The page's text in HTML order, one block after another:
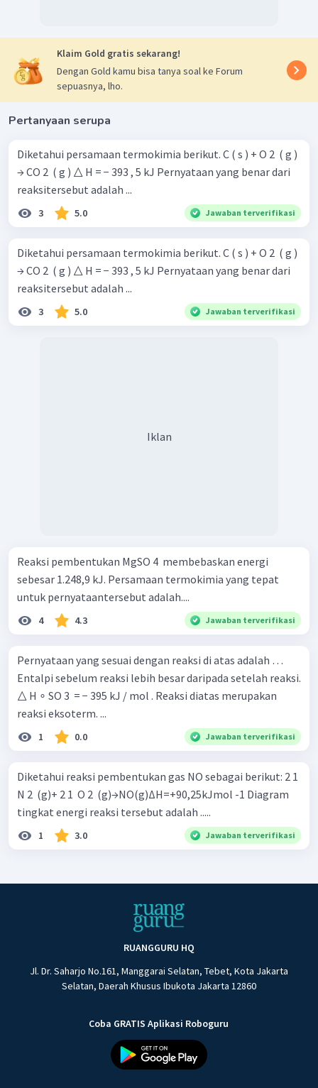
Klaim Gold gratis sekarang!
Dengan Gold kamu bisa tanya soal ke Forum
sepuasnya, lho.
Pertanyaan serupa
Diketahui persamaan termokimia berikut. C ( s ) + O 2 ​ ( g )
→ CO 2 ​ ( g ) △ H = − 393 , 5 kJ Pernyataan yang benar dari
reaksitersebut adalah ...
3 5.0 Jawaban terverifikasi
Diketahui persamaan termokimia berikut. C ( s ) + O 2 ​ ( g )
→ CO 2 ​ ( g ) △ H = − 393 , 5 kJ Pernyataan yang benar dari
reaksitersebut adalah ...
3 5.0 Jawaban terverifikasi
Iklan
Reaksi pembentukan MgSO 4 ​ membebaskan energi
sebesar 1.248,9 kJ. Persamaan termokimia yang tepat
untuk pernyataantersebut adalah....
4 4.3 Jawaban terverifikasi
Pernyataan yang sesuai dengan reaksi di atas adalah …
Entalpi sebelum reaksi lebih besar daripada setelah reaksi.
△ H ∘ SO 3 ​ = − 395 kJ / mol . Reaksi diatas merupakan
reaksi eksoterm. ...
1 0.0 Jawaban terverifikasi
Diketahui reaksi pembentukan gas NO sebagai berikut: 2 1 ​
N 2 ​ (g)+ 2 1 ​ O 2 ​ (g)→NO(g)ΔH=+90,25kJmol -1 Diagram
tingkat energi reaksi tersebut adalah .....
1 3.0 Jawaban terverifikasi
RUANGGURU HQ
Jl. Dr. Saharjo No.161, Manggarai Selatan, Tebet, Kota Jakarta
Selatan, Daerah Khusus Ibukota Jakarta 12860
Coba GRATIS Aplikasi Roboguru